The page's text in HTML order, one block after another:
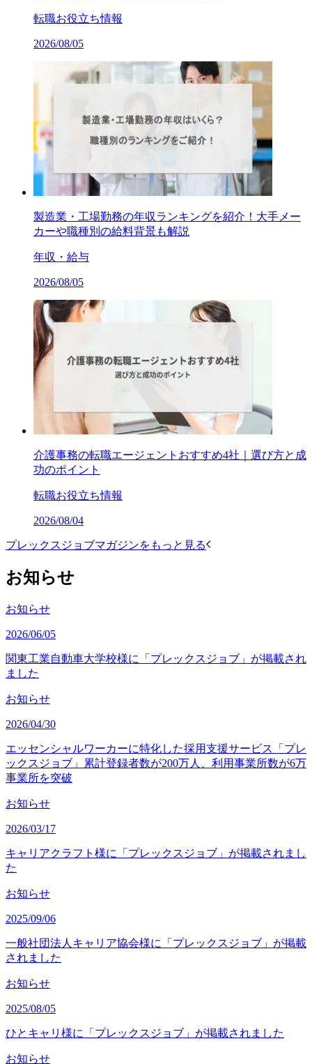
転職お役立ち情報
2026/08/05
製造業・工場勤務の年収ランキングを紹介！大手メー
カーや職種別の給料背景も解説
年収・給与
2026/08/05
介護事務の転職エージェントおすすめ4社｜選び方と成
功のポイント
転職お役立ち情報
2026/08/04
プレックスジョブマガジンをもっと見る
お知らせ
お知らせ
2026/06/05
関東工業自動車大学校様に「プレックスジョブ」が掲載され
ました
お知らせ
2026/04/30
エッセンシャルワーカーに特化した採用支援サービス「プレ
ックスジョブ」累計登録者数が200万人、利用事業所数が6万
事業所を突破
お知らせ
2026/03/17
キャリアクラフト様に「プレックスジョブ」が掲載されまし
た
お知らせ
2025/09/06
一般社団法人キャリア協会様に「プレックスジョブ」が掲載
されました
お知らせ
2025/08/05
ひとキャリ様に「プレックスジョブ」が掲載されました
お知らせ